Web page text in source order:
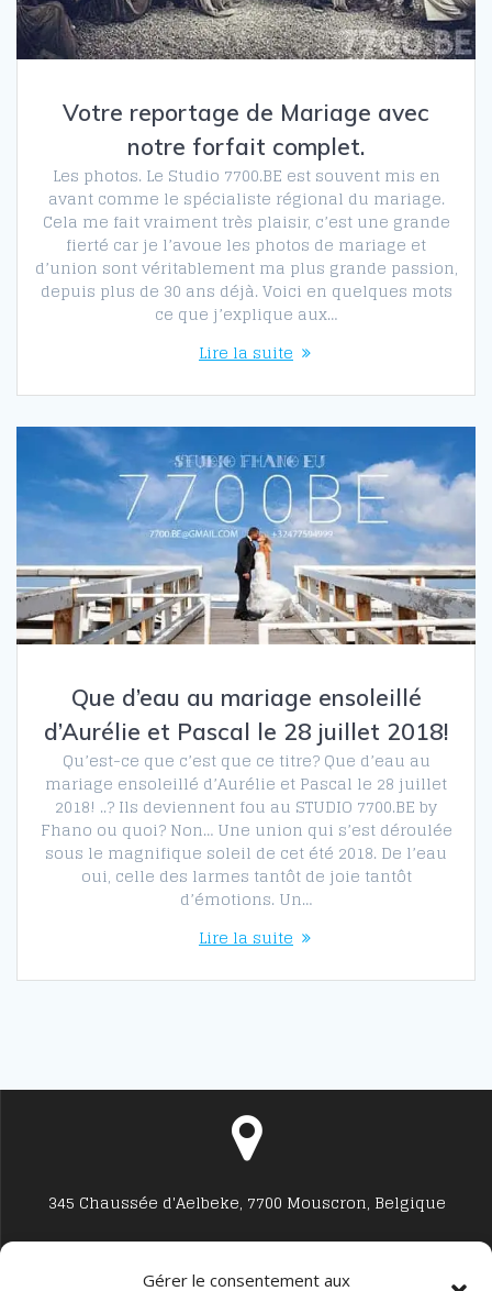
Gérer le consentement aux
Votre reportage de Mariage avec
notre forfait complet.
Les photos. Le Studio 7700.BE est souvent mis en
avant comme le spécialiste régional du mariage.
Cela me fait vraiment très plaisir, c’est une grande
fierté car je l’avoue les photos de mariage et
d’union sont véritablement ma plus grande passion,
depuis plus de 30 ans déjà. Voici en quelques mots
ce que j’explique aux…
Lire la suite
Que d’eau au mariage ensoleillé
d’Aurélie et Pascal le 28 juillet 2018!
Qu’est-ce que c’est que ce titre? Que d’eau au
mariage ensoleillé d’Aurélie et Pascal le 28 juillet
2018! ..? Ils deviennent fou au STUDIO 7700.BE by
Fhano ou quoi? Non… Une union qui s’est déroulée
sous le magnifique soleil de cet été 2018. De l’eau
oui, celle des larmes tantôt de joie tantôt
d’émotions. Un…
Lire la suite
345 Chaussée d'Aelbeke, 7700 Mouscron, Belgique